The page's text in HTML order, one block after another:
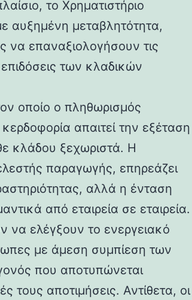
το Χρηματιστήριο
αυξημένη μεταβλητότητα,
να επαναξιολογήσουν τις
των κλαδικών
οποίο ο πληθωρισμός
απαιτεί την εξέταση
κλάδου ξεχωριστά. Η
παραγωγής, επηρεάζει
αλλά η ένταση
από εταιρεία σε εταιρεία.
να ελέγξουν το ενεργειακό
με άμεση συμπίεση των
που αποτυπώνεται
τους αποτιμήσεις. Αντίθετα, οι